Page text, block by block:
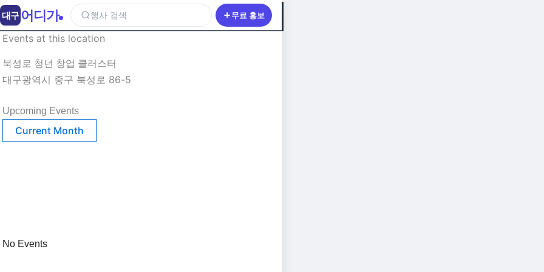
Events at this location
북성로 청년 창업 클러스터
대구광역시 중구 북성로 86-5
Upcoming Events
Current Month
No Events
대구 어디가 행사 검색 무료 홍보